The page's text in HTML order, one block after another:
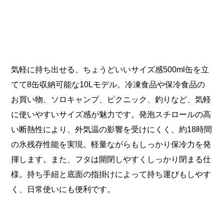
気軽に持ち出せる、ちょうどいいサイズ感500ml缶を立
てて8缶収納可能な10Lモデル。冷凍食品や保冷食品の
お買い物、ソロキャンプ、ピクニック、釣りなど、気軽
に使いやすいサイズ感が魅力です。発泡スチロールの高
い断熱性により、外気温の影響を受けにくく、約18時間
の氷残存性能を実現。軽量ながらもしっかり保冷力を発
揮します。また、フタは開閉しやすくしっかり閉まる仕
様。持ち手紐と底面の指掛けによって持ち運びもしやす
く、日常使いにも便利です。